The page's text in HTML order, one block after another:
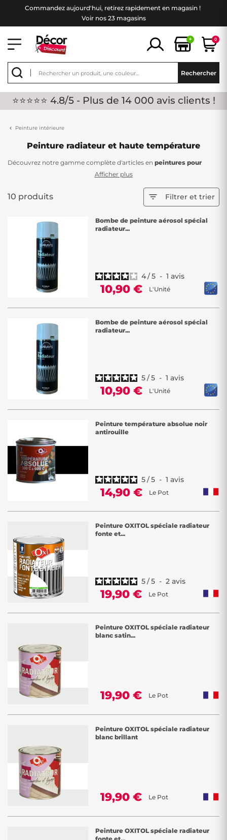
Commandez aujourd'hui, retirez rapidement en magasin !
Voir nos 23 magasins
+ 0
Rechercher
⭐⭐⭐⭐⭐ 4.8/5 - Plus de 14 000 avis clients !
Peinture intérieure
Peinture radiateur et haute température
Découvrez notre gamme complète d'articles en peintures pour
radiateurs et hautes températures chez Décor Discount, une
l'esthétique de vos radiateurs en toute simplicité grâce à nos
peintures spécialement conçues pour résister aux températures
Notre sélection de coloris classiques, comprenant des nuances de
gris, de blanc et de noir, offre une palette neutre et élégante. Ces
teintes sont parfaitement adaptées pour intégrer vos radiateurs de
manière harmonieuse dans votre décoration intérieure. Que ce soit
pour une ambiance moderne et épurée ou un style plus traditionnel,
nos coloris classiques sauront répondre à toutes vos besoins
esthétiques.
qualité sont spécialement formulés pourrésister aux contraintes
des températures élevées
impeccable. Transformez vos radiateurs en éléments élégants de
votre décoration intérieure avec nos peintures haute température,
disponibles à des prix attractifs chez Décor Discount. Faites de la
fonctionnalité une expression artistique avec nos solutions de qualité.
Afficher plus
10 produits  Filtrer et trier
Bombe de peinture aérosol spécial
radiateur...
4/5 - 1 avis
10,90 € L'Unité
Bombe de peinture aérosol spécial
radiateur...
5/5 - 1 avis
10,90 € L'Unité
Peinture température absolue noir
antirouille
5/5 - 1 avis
14,90 € Le Pot
Peinture OXITOL spéciale radiateur
fonte et...
5/5 - 2 avis
19,90 € Le Pot
Peinture OXITOL spéciale radiateur
blanc satin...
19,90 € Le Pot
Peinture OXITOL spéciale radiateur
blanc brillant
19,90 € Le Pot
Peinture OXITOL spéciale radiateur